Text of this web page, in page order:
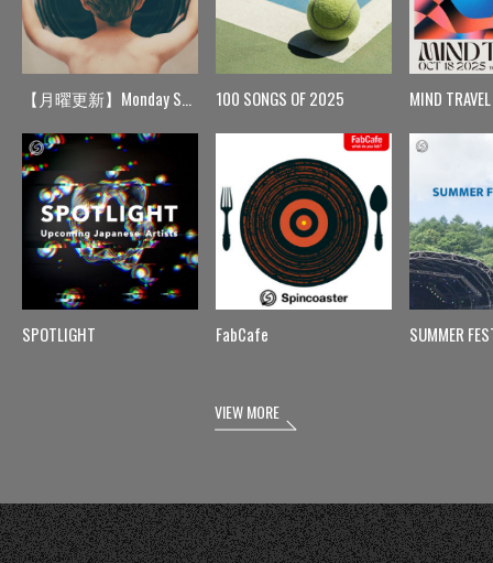
【月曜更新】Monday Spin
SPOTLIGHT
100 SONGS OF 2025
FabCafe
MIND TRAVEL
SUMMER
VIEW MORE